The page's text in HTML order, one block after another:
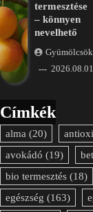
termesztése
– könnyen
nevelhető
Gyümölcsök
Címkék
alma (20)
avokádó (19)
bio termesztés (18)
egészség (163)